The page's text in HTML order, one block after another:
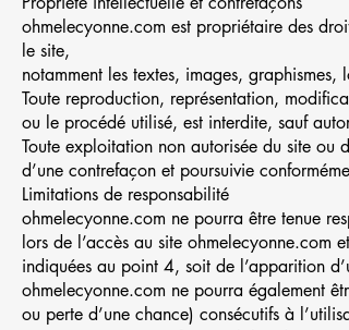
ohmelecyonne.com est propriétaire des
le site,
notamment les textes, images,
Toute reproduction, représentation,
ou le procédé utilisé, est interdite, sauf
Toute exploitation non autorisée du site ou
d’une contrefaçon et poursuivie
Limitations de responsabilité
ohmelecyonne.com ne pourra être tenue
lors de l’accès au site ohmelecyonne.com
indiquées au point 4, soit de l’apparition
ohmelecyonne.com ne pourra également
ou perte d’une chance) consécutifs à